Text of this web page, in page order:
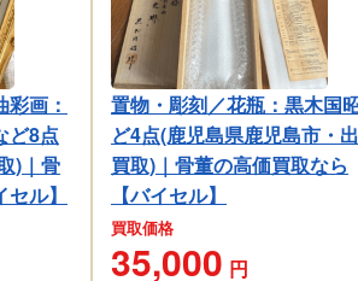
画：
ど8点
)｜骨
ル】
置物・彫刻／花瓶：黒木国
ど4点(鹿児島県鹿児島市・
買取)｜骨董の高価買取なら
【バイセル】
買取価格
35,000 円